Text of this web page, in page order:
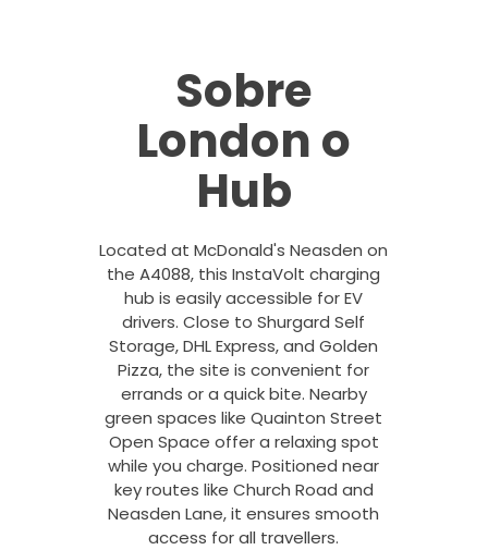
Sobre
London o
Hub
Located at McDonald's Neasden on
the A4088, this InstaVolt charging
hub is easily accessible for EV
drivers. Close to Shurgard Self
Storage, DHL Express, and Golden
Pizza, the site is convenient for
errands or a quick bite. Nearby
green spaces like Quainton Street
Open Space offer a relaxing spot
while you charge. Positioned near
key routes like Church Road and
Neasden Lane, it ensures smooth
access for all travellers.